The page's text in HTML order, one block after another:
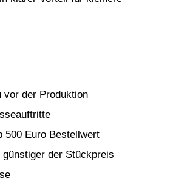
vor der Produktion
500 Euro Bestellwert
der Stückpreis